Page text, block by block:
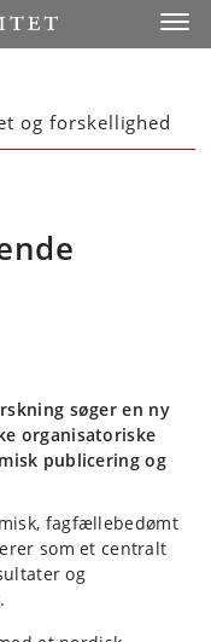
og forskellighed
søger en ny
organisatoriske
publicering og
fagfællebedømt
som et centralt
og